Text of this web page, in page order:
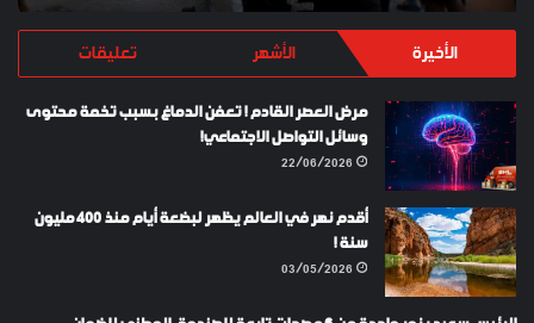
تحتمل
الأخيرة الأشهر تعليقات
مرض العصر القادم ! تعفن الدماغ بسبب تخمة محتوى
وسائل التواصل الاجتماعي!
22/06/2026
أقدم نهر في العالم يظهر لبضعة أيام منذ 400 مليون
سنة !
03/05/2026